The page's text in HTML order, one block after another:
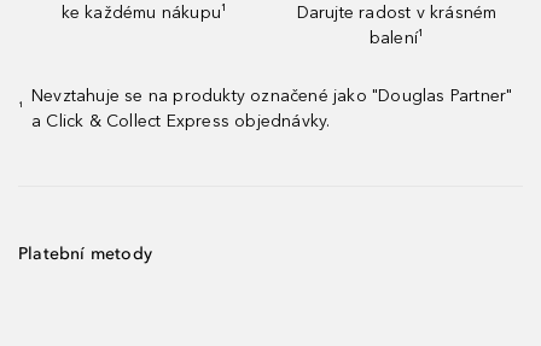
ke každému nákupu¹
Darujte radost v krásném
balení¹
¹
Nevztahuje se na produkty označené jako "Douglas Partner"
a Click & Collect Express objednávky.
Platební metody